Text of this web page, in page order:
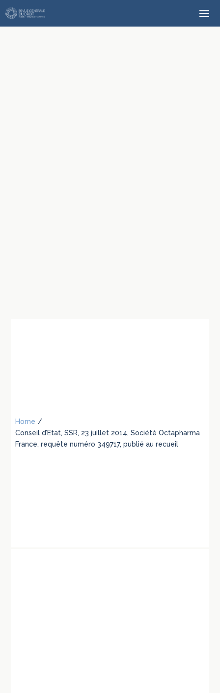
Home /
Conseil d’Etat, SSR, 23 juillet 2014, Société Octapharma
France, requête numéro 349717, publié au recueil